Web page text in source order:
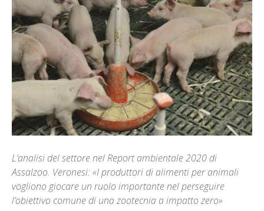
L’analisi del settore nel Report ambientale 2020 di
Assalzoo. Veronesi: «I produttori di alimenti per animali
vogliono giocare un ruolo importante nel perseguire
l’obiettivo comune di una zootecnia a impatto zero»